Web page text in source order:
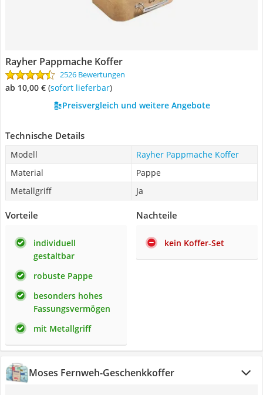
Rayher Pappmache Koffer
2526 Bewertungen
ab 10,00 € ( Sofort lieferbar)
Preisvergleich und weitere Angebote
Technische Details
Modell
Rayher Pappmache Koffer
Material
Pappe
Metallgriff
Ja
Vorteile
individuell
gestaltbar
robuste Pappe
besonders hohes
Fassungsvermögen
mit Metallgriff
Nachteile
kein Koffer-Set
Moses Fernweh-Geschenkkoffer